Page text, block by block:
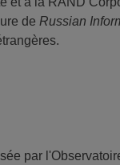
de Russian
par